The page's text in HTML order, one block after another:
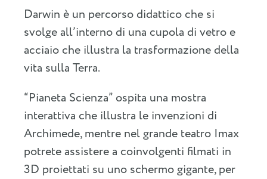
Darwin è un percorso didattico che si
svolge all’interno di una cupola di vetro e
acciaio che illustra la trasformazione della
vita sulla Terra.
“Pianeta Scienza” ospita una mostra
interattiva che illustra le invenzioni di
Archimede, mentre nel grande teatro Imax
potrete assistere a coinvolgenti filmati in
3D proiettati su uno schermo gigante, per